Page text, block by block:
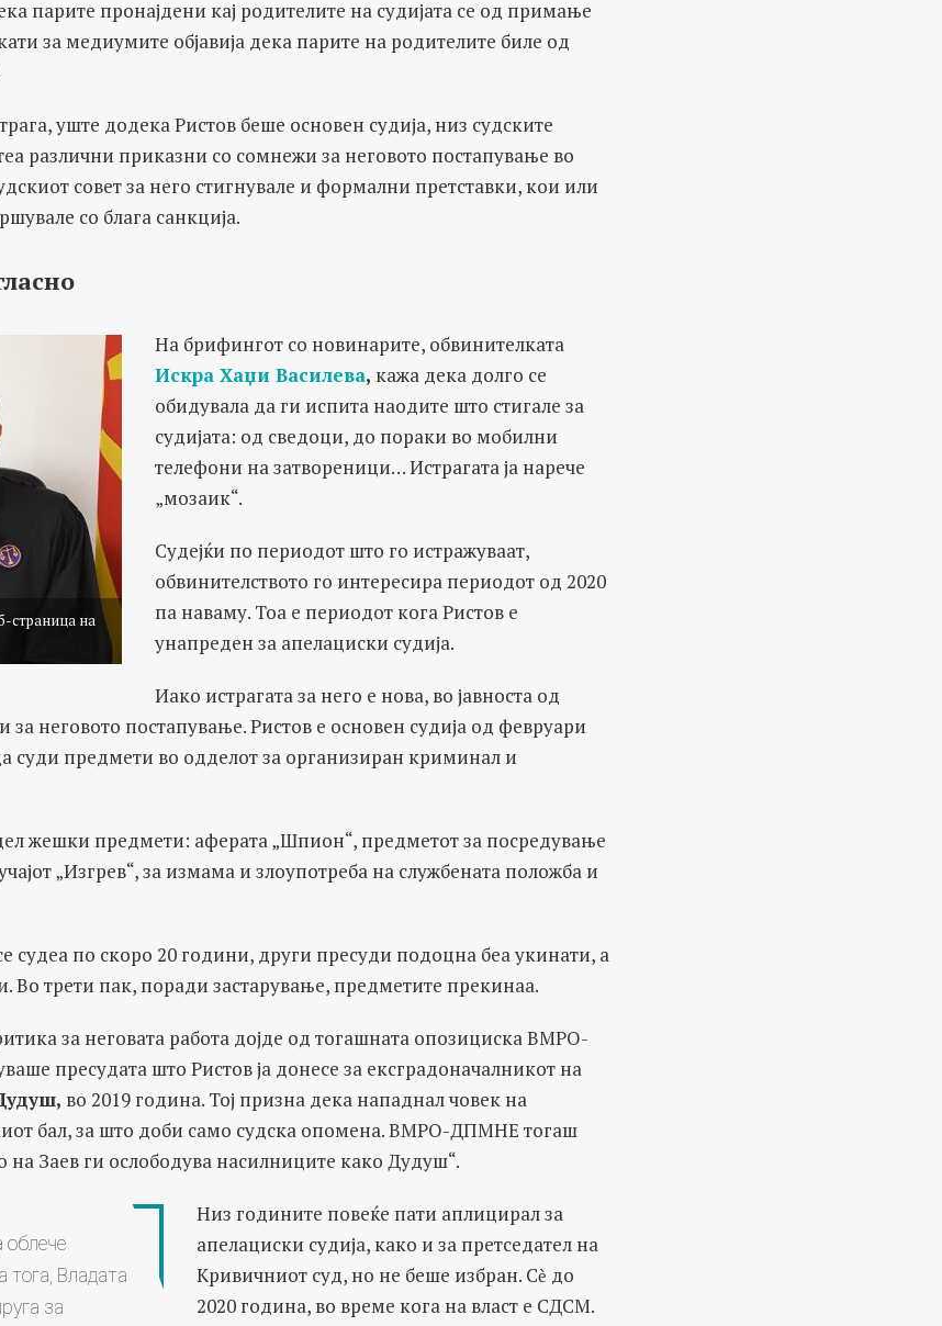
парите пронајдени кај родителите на судијата се од примање
за медиумите објавија дека парите на родителите биле од
уште додека Ристов беше основен судија, низ судските
различни приказни со сомнежи за неговото постапување во
совет за него стигнувале и формални претставки, кои или
со блага санкција.
страница на
На брифингот со новинарите, обвинителката
Искра Хаџи Василева, кажа дека долго се
обидувала да ги испита наодите што стигале за
судијата: од сведоци, до пораки во мобилни
телефони на затвореници… Истрагата ја нарече
„мозаик“.
Судејќи по периодот што го истражуваат,
обвинителството го интересира периодот од 2020
па наваму. Тоа е периодот кога Ристов е
унапреден за апелациски судија.
Иако истрагата за него е нова, во јавноста од
неговото постапување. Ристов е основен судија од февруари
суди предмети во одделот за организиран криминал и
жешки предмети: aферата „Шпион“, предметот за посредување
„Изгрев“, за измама и злоупотреба на службената положба и
судеа по скоро 20 години, други пресуди подоцна беа укинати, а
Во трети пак, поради застарување, предметите прекинаа.
за неговата работа дојде од тогашната опозициска ВМРО-
пресудата што Ристов ја донесе за ексградоначалникот на
во 2019 година. Тој призна дека нападнал човек на
бал, за што доби само судска опомена. ВМРО-ДПМНЕ тогаш
на Заев ги ослободува насилниците како Дудуш“.
облече
тога, Владата
за
Низ годините повеќе пати аплицирал за
апелациски судија, како и за претседател на
Кривичниот суд, но не беше избран. Сѐ до
2020 година, во време кога на власт е СДСМ.